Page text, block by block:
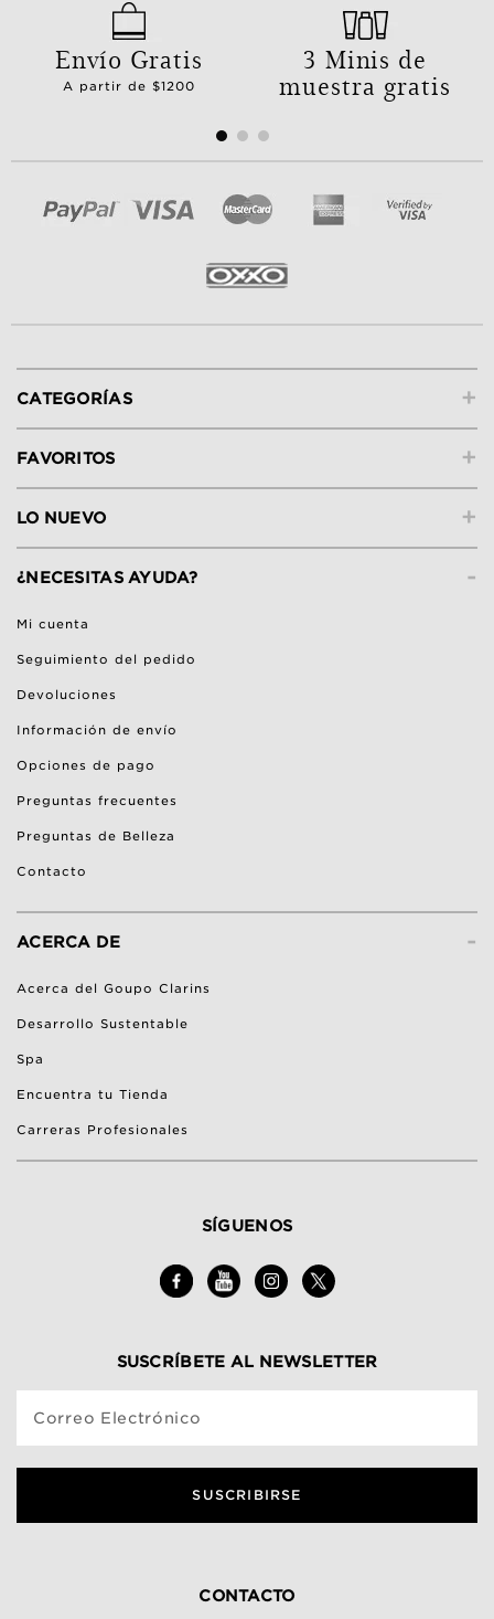
Envío Gratis
A partir de $1200
3 Minis de
muestra gratis
+
CATEGORÍAS
+
FAVORITOS
+
LO NUEVO
-
¿NECESITAS AYUDA?
Mi cuenta
Seguimiento del pedido
Devoluciones
Información de envío
Opciones de pago
Preguntas frecuentes
Preguntas de Belleza
Contacto
-
ACERCA DE
Acerca del Goupo Clarins
Desarrollo Sustentable
Spa
Encuentra tu Tienda
Carreras Profesionales
SÍGUENOS
SUSCRÍBETE AL NEWSLETTER
Correo Electrónico
SUSCRIBIRSE
CONTACTO